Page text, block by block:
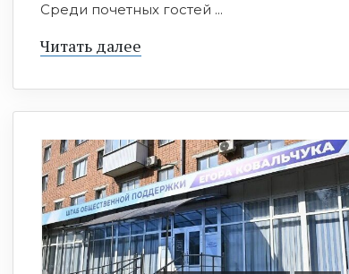
Среди почетных гостей ...
Читать далее